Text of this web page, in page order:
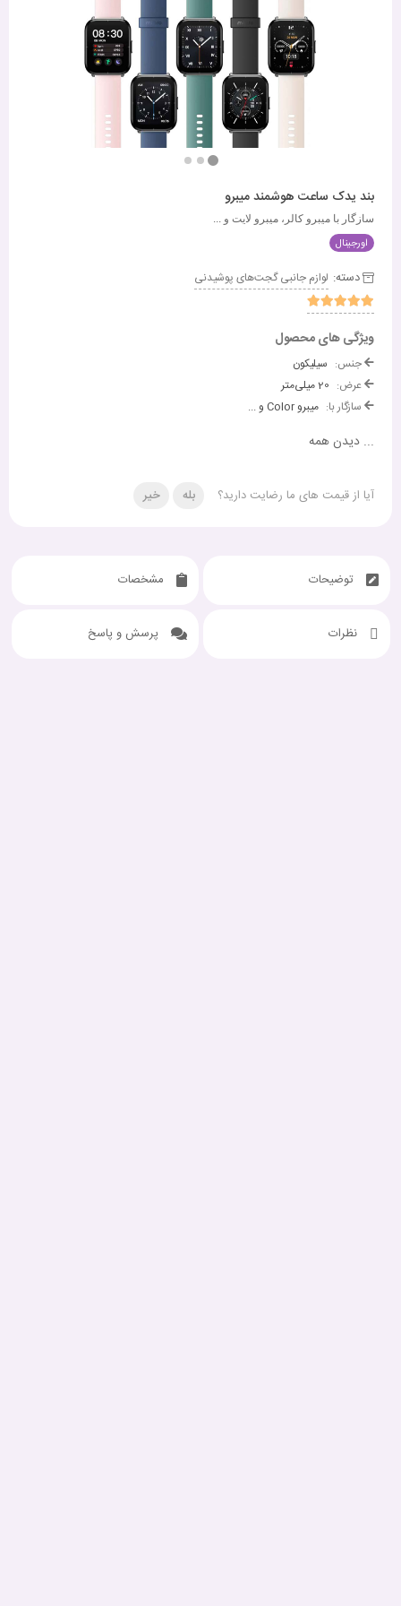
بند یدک ساعت هوشمند میبرو
اورجینال
سازگار با میبرو کالر، میبرو لایت و ...
دسته: لوازم جانبی گجت‌های پوشیدنی
ویژگی های محصول
جنس: سیلیکون
عرض:
سازگار با: میبرو Color و ...
... دیدن همه
آیا از قیمت های ما رضایت دارید؟ بله خیر
توضیحات مشخصات
نظرات پرسش و پاسخ